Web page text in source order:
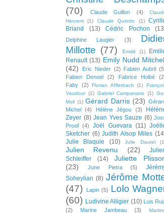
(70)
Claude Guillon (4)
Hercent
(1) Claude Quintric (1)
Briand
(13) Cédric Pochon
Delphine Laugier (3)
Millotte (77) Emdé (1)
Renault (13) Emily Nudd
(42)
Eric Nieder (2) Fabien Aubril
Fabien Denoel
(2) Fabrice Holbé
Faby (2) Florian Afflerbach (1)
Vaudour (1) Gabriel Campanario (1)
Moll (1) Gérard Darris (23)
Michel
(4) Hélène Jégou (3)
Zeyer (8) Jean Yves Sauze (6)
Proof
(4) Joël Guevara (11)
Sketcher (6) Judith Alsop Miles
Julie Blaquie
(10) Julie Dautel
Julien Revenu (22)
Schleiffer
(14)
Juliette
(23)
June Pietra (5)
Soheylian (8) Jérôme
(47)
Lapin (5) Lolo
(60) Ludivine Alligier (10) Luis
(2)
Marine Jambeau (3)